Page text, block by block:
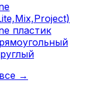
пластик
→